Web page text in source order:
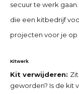
secuur te werk
die een kitbedrijf
projecten voor je op
Kitwerk
Kit verwijderen:
geworden? Is de kit